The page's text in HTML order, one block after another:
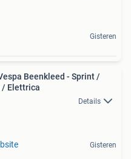
Gisteren
Beenkleed - Sprint /
/ Elettrica
Details
Gisteren